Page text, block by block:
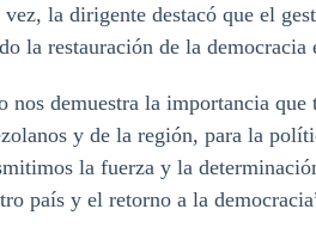
vez, la dirigente destacó que el
la restauración de la democracia
nos demuestra la importancia
y de la región, para la
la fuerza y la
país y el retorno a la